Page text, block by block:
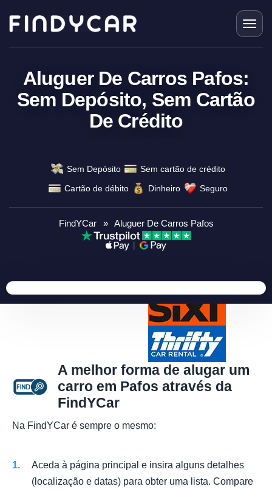
content
Aluguer De Carros Pafos:
Sem Depósito, Sem Cartão
De Crédito
Sem Depósito
Sem cartão de crédito
Cartão de débito
Dinheiro Seguro
FindYCar » Aluguer De Carros Pafos
A melhor forma de alugar um
carro em Pafos através da
FindYCar
Na FindYCar é sempre o mesmo:
Aceda à página principal e insira alguns detalhes
(localização e datas) para obter uma lista. Compare